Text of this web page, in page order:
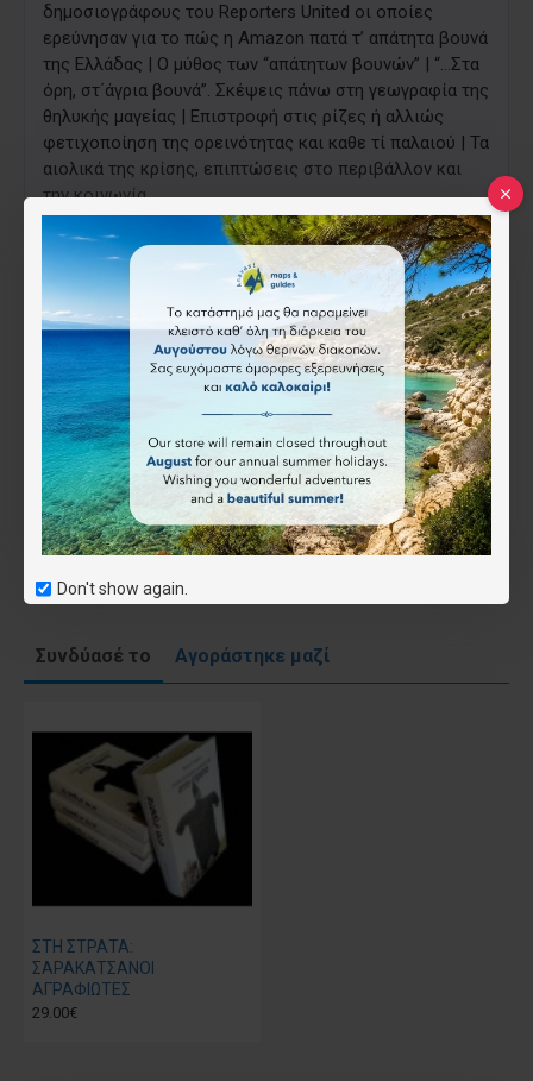
Don't show again.
δημοσιογράφους του Reporters United οι οποίες
ερεύνησαν για το πώς η Amazon πατά τ’ απάτητα βουνά
της Ελλάδας | Ο μύθος των “απάτητων βουνών” | “…Στα
όρη, στ΄άγρια βουνά”. Σκέψεις πάνω στη γεωγραφία της
θηλυκής μαγείας | Επιστροφή στις ρίζες ή αλλιώς
φετιχοποίηση της ορεινότητας και καθε τί παλαιού | Τα
αιολικά της κρίσης, επιπτώσεις στο περιβάλλον και
την κοινωνία.
Καλή ανάγνωση και το νου μας στα βουνά, στα ποτάμια
και στους ανθρώπους μας.
5.00€
Συνδύασέ το Αγοράστηκε μαζί
ΣΤΗ ΣΤΡΑΤΑ:
ΣΑΡΑΚΑΤΣΑΝΟΙ
ΑΓΡΑΦΙΩΤΕΣ
29.00€